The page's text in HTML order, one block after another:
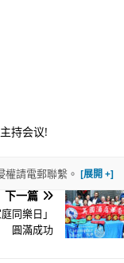
持会议!
請電郵聯繫。
下一篇
同樂日」
圓滿成功